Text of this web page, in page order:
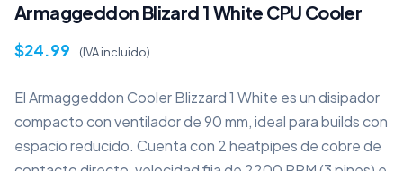
Armaggeddon Blizard 1 White CPU Cooler
$24.99 (IVA incluido)
El Armaggeddon Cooler Blizzard 1 White es un disipador
compacto con ventilador de 90 mm, ideal para builds con
espacio reducido. Cuenta con 2 heatpipes de cobre de